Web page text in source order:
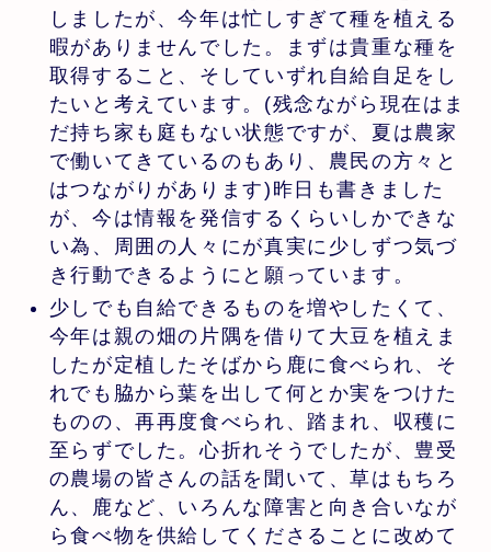
しましたが、今年は忙しすぎて種を植える
暇がありませんでした。まずは貴重な種を
取得すること、そしていずれ自給自足をし
たいと考えています。(残念ながら現在はま
だ持ち家も庭もない状態ですが、夏は農家
で働いてきているのもあり、農民の方々と
はつながりがあります)昨日も書きました
が、今は情報を発信するくらいしかできな
い為、周囲の人々にが真実に少しずつ気づ
き行動できるようにと願っています。
少しでも自給できるものを増やしたくて、
今年は親の畑の片隅を借りて大豆を植えま
したが定植したそばから鹿に食べられ、そ
れでも脇から葉を出して何とか実をつけた
ものの、再再度食べられ、踏まれ、収穫に
至らずでした。心折れそうでしたが、豊受
の農場の皆さんの話を聞いて、草はもちろ
ん、鹿など、いろんな障害と向き合いなが
ら食べ物を供給してくださることに改めて